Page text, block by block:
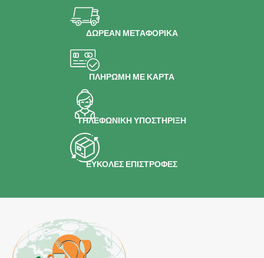
ΔΩΡΕΑΝ ΜΕΤΑΦΟΡΙΚΑ
ΠΛΗΡΩΜΗ ΜΕ ΚΑΡΤΑ
ΤΗΛΕΦΩΝΙΚΗ ΥΠΟΣΤΗΡΙΞΗ
ΕΥΚΟΛΕΣ ΕΠΙΣΤΡΟΦΕΣ